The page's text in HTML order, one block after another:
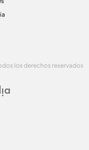
los derechos reservados